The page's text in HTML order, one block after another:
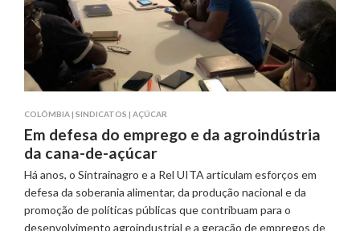
COLÔMBIA| SINDICATOS | AÇÚCAR
Em defesa do emprego e da agroindústria
da cana-de-açúcar
Há anos, o Sintrainagro e a Rel UITA articulam esforços em
defesa da soberania alimentar, da produção nacional e da
promoção de políticas públicas que contribuam para o
desenvolvimento agroindustrial e a geração de empregos de